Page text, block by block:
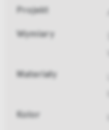
Projekt
Wymiary
Materiały
Kolor